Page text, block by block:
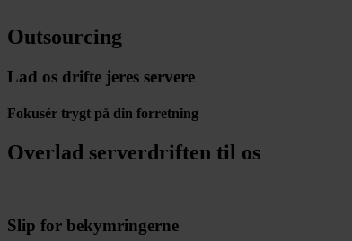
Outsourcing
Lad os drifte jeres servere
Fokusér trygt på din forretning
Overlad serverdriften til os
Slip for bekymringerne